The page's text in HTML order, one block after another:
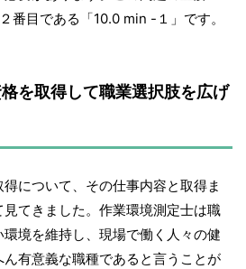
番目である「10.0 min -１」です。
を取得して職業選択肢を広げ
について、その仕事内容と取得ま
てきました。作業環境測定士は職
境を維持し、現場で働く人々の健
有意義な職種であると言うことが